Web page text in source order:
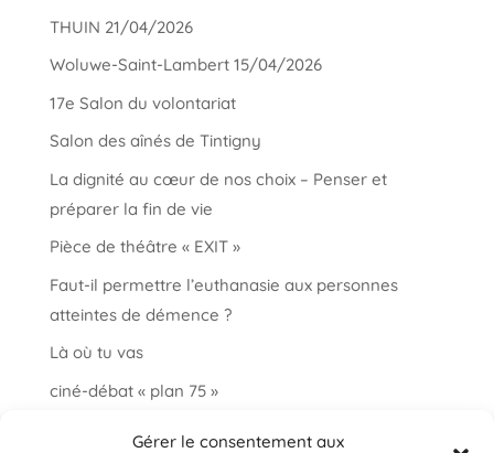
Gérer le consentement aux
THUIN 21/04/2026
Woluwe-Saint-Lambert 15/04/2026
17e Salon du volontariat
Salon des aînés de Tintigny
La dignité au cœur de nos choix – Penser et
préparer la fin de vie
Pièce de théâtre « EXIT »
Faut-il permettre l’euthanasie aux personnes
atteintes de démence ?
Là où tu vas
ciné-débat « plan 75 »